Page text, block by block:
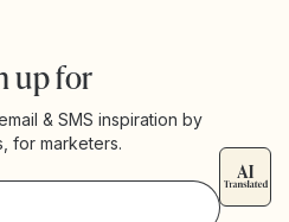
up for
& SMS inspiration by
for marketers.